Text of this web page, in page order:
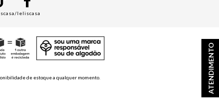
ATENDIMENTO
/leliscasa
de estoque a qualquer momento.